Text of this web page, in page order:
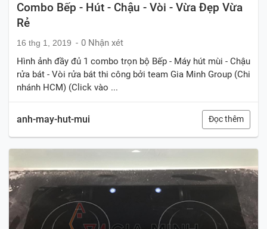
Combo Bếp - Hút - Chậu - Vòi - Vừa Đẹp Vừa
Rẻ
16 thg 1, 2019
0 Nhận xét
Hình ảnh đầy đủ 1 combo trọn bộ Bếp - Máy hút mùi - Chậu
rửa bát - Vòi rửa bát thi công bởi team Gia Minh Group (Chi
nhánh HCM) (Click vào ...
anh-may-hut-mui Đọc thêm